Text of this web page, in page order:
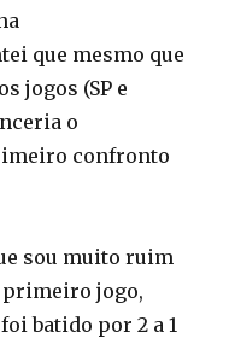
que mesmo que
jogos (SP e
o
confronto
sou muito ruim
primeiro jogo,
batido por 2 a 1